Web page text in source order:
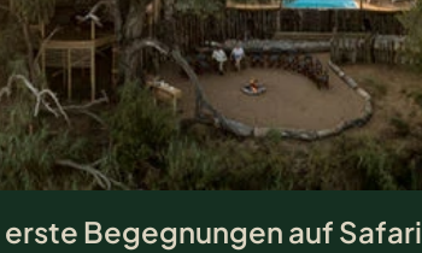
erste Begegnungen auf Safari